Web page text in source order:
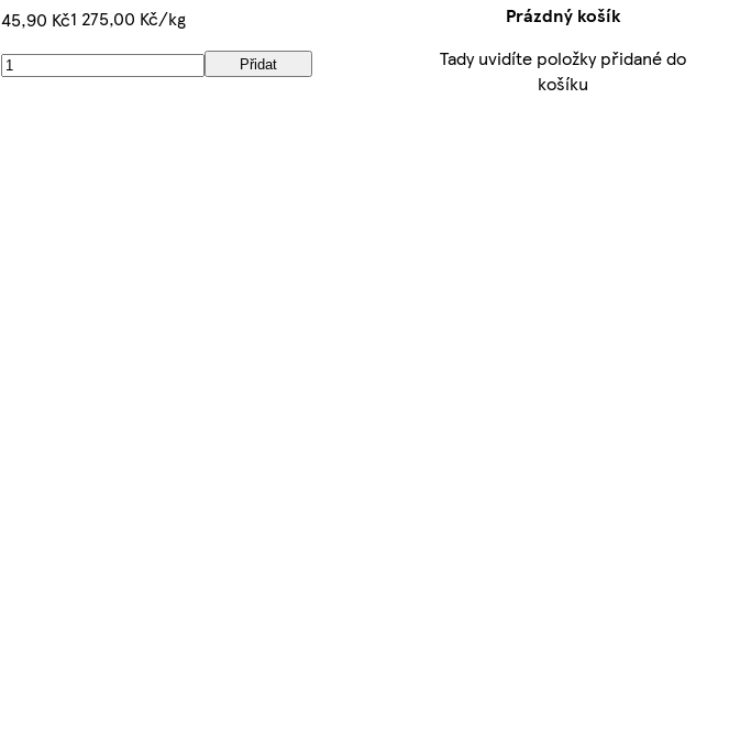
45,90 Kč1 275,00 Kč/kg
Přidat
Prázdný košík
Tady uvidíte položky přidané do
košíku